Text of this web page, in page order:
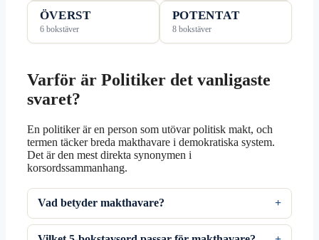
ÖVERST
6 bokstäver
POTENTAT
8 bokstäver
Varför är Politiker det vanligaste
svaret?
En politiker är en person som utövar politisk makt, och
termen täcker breda makthavare i demokratiska system.
Det är den mest direkta synonymen i
korsordssammanhang.
Vad betyder makthavare?